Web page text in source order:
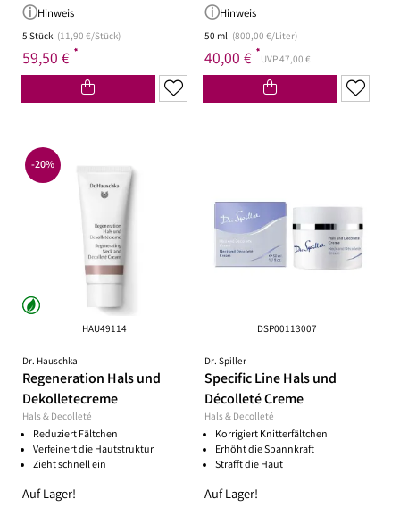
Hinweis
5 Stück (11,90 €/Stück)
59,50 € *
Hinweis
50 ml (800,00 €/Liter)
40,00 € *UVP 47,00 €
HAU49114
Dr. Hauschka
Regeneration Hals und
Dekolletecreme
Hals & Decolleté
Reduziert Fältchen
Verfeinert die Hautstruktur
Zieht schnell ein
Auf Lager!
-20%
DSP00113007
Dr. Spiller
Specific Line Hals und
Décolleté Creme
Hals & Decolleté
Korrigiert Knitterfältchen
Erhöht die Spannkraft
Strafft die Haut
Auf Lager!